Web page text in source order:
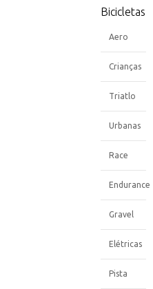
Bicicletas
Aero
Crianças
Triatlo
Urbanas
Race
Endurance
Gravel
Elétricas
Pista